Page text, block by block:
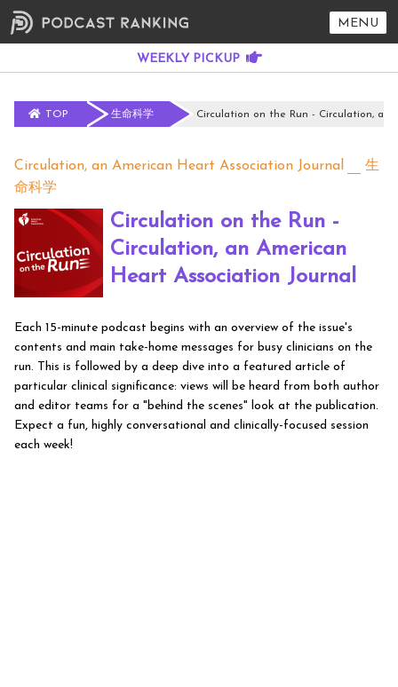
MENU
TOP 生命科学 Circulation on the Run - Circulation, an
Circulation, an American Heart Association Journal
生
命科学
Circulation on the Run -
Circulation, an American
Heart Association Journal
Each 15-minute podcast begins with an overview of the issue's
contents and main take-home messages for busy clinicians on the
run. This is followed by a deep dive into a featured article of
particular clinical significance: views will be heard from both author
and editor teams for a "behind the scenes" look at the publication.
Expect a fun, highly conversational and clinically-focused session
each week!